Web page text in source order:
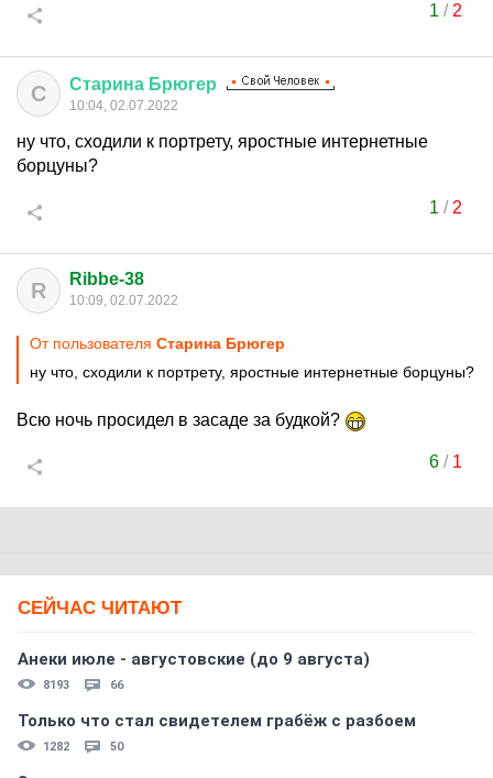
1 / 2
С Старина Брюгер
10:04, 02.07.2022
ну что, сходили к портрету, яростные интернетные
борцуны?
1 / 2
R Ribbe-38
10:09, 02.07.2022
От пользователя Старина Брюгер
ну что, сходили к портрету, яростные интернетные борцуны?
Всю ночь просидел в засаде за будкой?
6/ 1
СЕЙЧАС ЧИТАЮТ
Анеки июле - августовские (до 9 августа)
8193 66
Только что стал свидетелем грабёж с разбоем
1282 50